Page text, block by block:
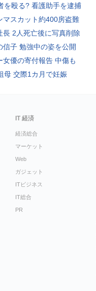
を殴る? 看護助手を逮捕
マスカット約400房盗難
長 2人死亡後に写真削除
信子 勉強中の姿を公開
女優の寄付報告 中傷も
母 交際1カ月で妊娠
IT 経済
経済総合
マーケット
Web
ガジェット
ITビジネス
IT総合
PR